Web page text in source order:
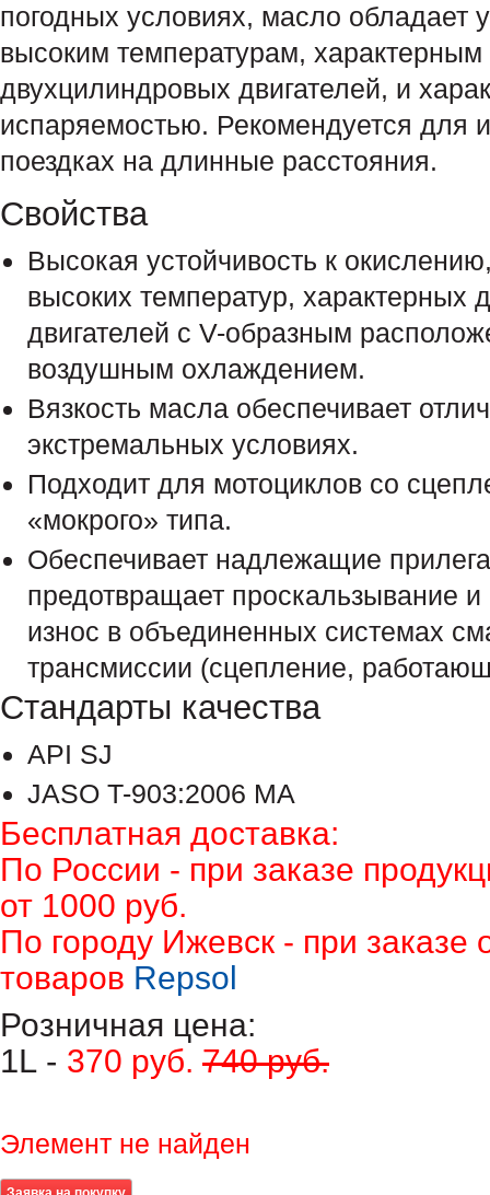
погодных условиях, масло обладает
высоким температурам, характерным
двухцилиндровых двигателей, и
испаряемостью. Рекомендуется для
поездках на длинные расстояния.
Свойства
Высокая устойчивость к
высоких температур, характерных
двигателей с V-образным
воздушным охлаждением.
Вязкость масла обеспечивает
экстремальных условиях.
Подходит для мотоциклов со
«мокрого» типа.
Обеспечивает надлежащие
предотвращает проскальзывание
износ в объединенных системах
трансмиссии (сцепление,
Стандарты качества
API SJ
JASO T-903:2006 MA
Бесплатная доставка:
По России - при заказе
от 1000 руб.
По городу Ижевск - при заказе
товаров Repsol
Розничная цена:
1L - 370 руб. 740 руб.
Элемент не найден